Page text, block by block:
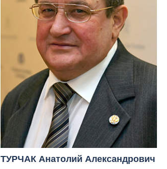
ТУРЧАК Анатолий Александрович